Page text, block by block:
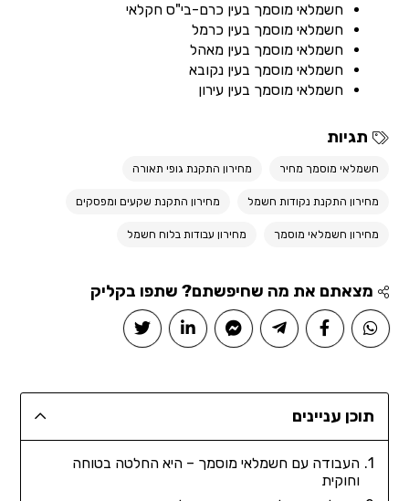
חשמלאי מוסמך בעין כרם-בי"ס חקלאי
חשמלאי מוסמך בעין כרמל
חשמלאי מוסמך בעין מאהל
חשמלאי מוסמך בעין נקובא
חשמלאי מוסמך בעין עירון
תגיות
חשמלאי מוסמך מחיר מחירון התקנת גופי תאורה
מחירון התקנת נקודות חשמל מחירון התקנת שקעים ומפסקים
מחירון חשמלאי מוסמך מחירון עבודות בלוח חשמל
מצאתם את מה שחיפשתם? שתפו בקליק
תוכן עניינים
העבודה עם חשמלאי מוסמך – היא החלטה בטוחה
וחוקית